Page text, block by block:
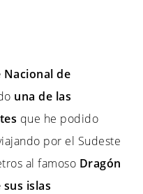
Nacional de
una de las
que he podido
por el Sudeste
al famoso Dragón
islas